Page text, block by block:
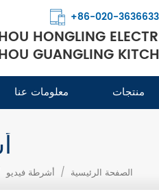
+86-020-
HONGLING
GUANGLING
معلومات عنا منتجات
الصفحة الرئيسية / أشرطة فيديو